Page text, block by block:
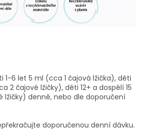
1-6 let 5 ml (cca 1 čajová lžička), děti
2 čajové lžičky), děti 12+ a dospělí 15
lžičky) denně, nebo dle doporučení
doporučenou denní dávku.